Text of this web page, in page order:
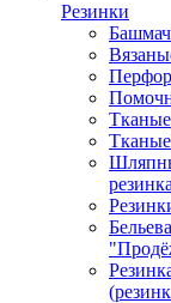
Резинки
Тканые